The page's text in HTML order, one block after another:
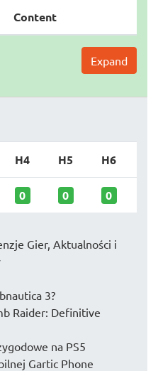
Content
Expand
H4 H5 H6
0 0 0
Gier, Aktualności i
3?
Raider: Definitive
na PS5
Gartic Phone